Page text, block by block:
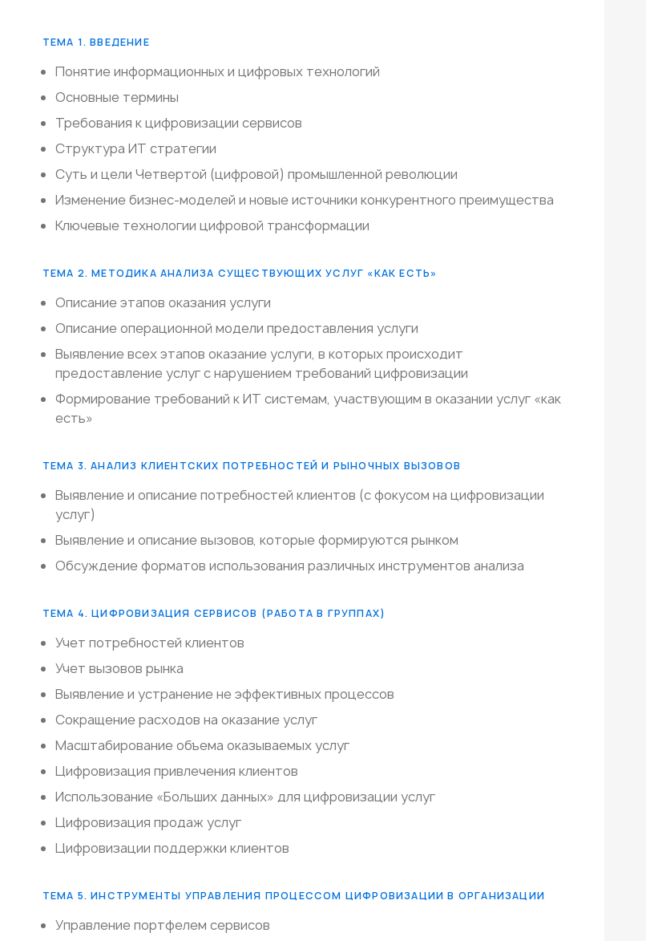
ТЕМА 1. ВВЕДЕНИЕ
Понятие информационных и цифровых технологий
Основные термины
Требования к цифровизации сервисов
Структура ИТ стратегии
Суть и цели Четвертой (цифровой) промышленной революции
Изменение бизнес-моделей и новые источники конкурентного преимущества
Ключевые технологии цифровой трансформации
ТЕМА 2. МЕТОДИКА АНАЛИЗА СУЩЕСТВУЮЩИХ УСЛУГ «КАК ЕСТЬ»
Описание этапов оказания услуги
Описание операционной модели предоставления услуги
Выявление всех этапов оказание услуги, в которых происходит
предоставление услуг с нарушением требований цифровизации
Формирование требований к ИТ системам, участвующим в оказании услуг «как
есть»
ТЕМА 3. АНАЛИЗ КЛИЕНТСКИХ ПОТРЕБНОСТЕЙ И РЫНОЧНЫХ ВЫЗОВОВ
Выявление и описание потребностей клиентов (с фокусом на цифровизации
услуг)
Выявление и описание вызовов, которые формируются рынком
Обсуждение форматов использования различных инструментов анализа
ТЕМА 4. ЦИФРОВИЗАЦИЯ СЕРВИСОВ (РАБОТА В ГРУППАХ)
Учет потребностей клиентов
Учет вызовов рынка
Выявление и устранение не эффективных процессов
Сокращение расходов на оказание услуг
Масштабирование объема оказываемых услуг
Цифровизация привлечения клиентов
Использование «Больших данных» для цифровизации услуг
Цифровизация продаж услуг
Цифровизации поддержки клиентов
ТЕМА 5. ИНСТРУМЕНТЫ УПРАВЛЕНИЯ ПРОЦЕССОМ ЦИФРОВИЗАЦИИ В ОРГАНИЗАЦИИ
Управление портфелем сервисов